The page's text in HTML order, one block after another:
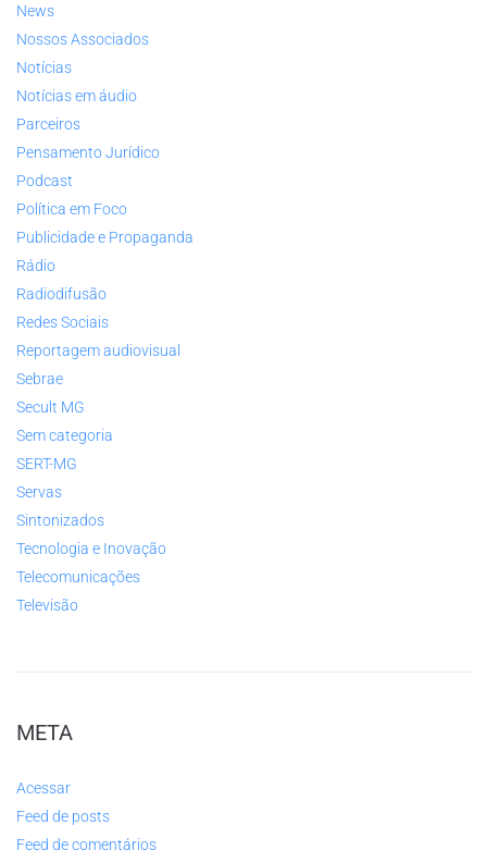
News
Nossos Associados
Notícias
Notícias em áudio
Parceiros
Pensamento Jurídico
Podcast
Política em Foco
Publicidade e Propaganda
Rádio
Radiodifusão
Redes Sociais
Reportagem audiovisual
Sebrae
Secult MG
Sem categoria
SERT-MG
Servas
Sintonizados
Tecnologia e Inovação
Telecomunicações
Televisão
META
Acessar
Feed de posts
Feed de comentários